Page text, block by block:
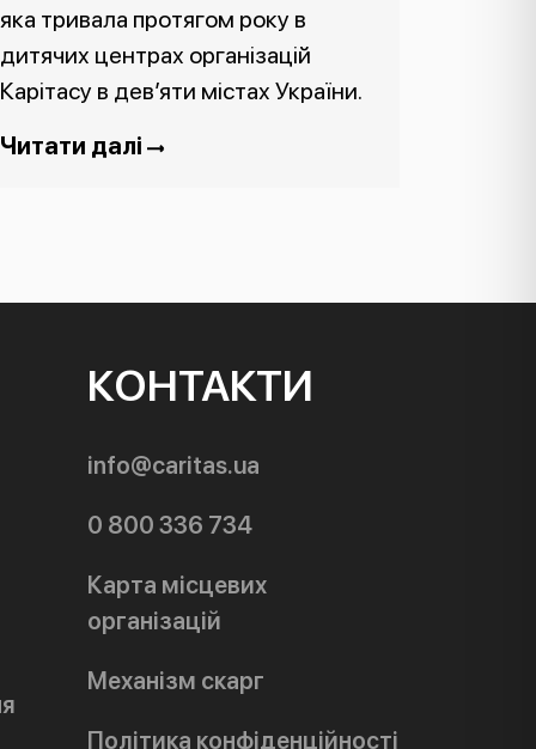
яка тривала протягом року в
дитячих центрах організацій
Карітасу в дев’яти містах України.
Читати далі
КОНТАКТИ
info@caritas.ua
0 800 336 734
Карта місцевих
організацій
Механізм скарг
Політика конфіденційності